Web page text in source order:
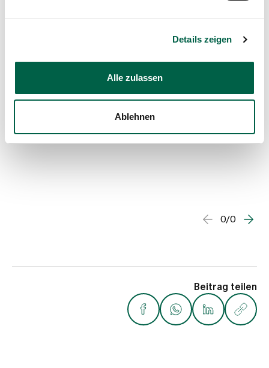
Details zeigen
Alle zulassen
Ablehnen
0/0
Beitrag teilen